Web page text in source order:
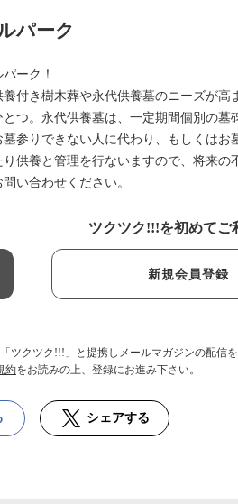
パーク
ーク！
付き樹木葬や永代供養墓のニーズが高
つ。永代供養墓は、一定期間個別の
参りできない人に代わり、もしくはお
供養と管理を行ないますので、将来の
い合わせください。
ツクツク!!!を初めてご
新規会員登録
ツクツク!!!」と提携しメールマガジンの配信を
約をお読みの上、登録にお進み下さい。
シェアする